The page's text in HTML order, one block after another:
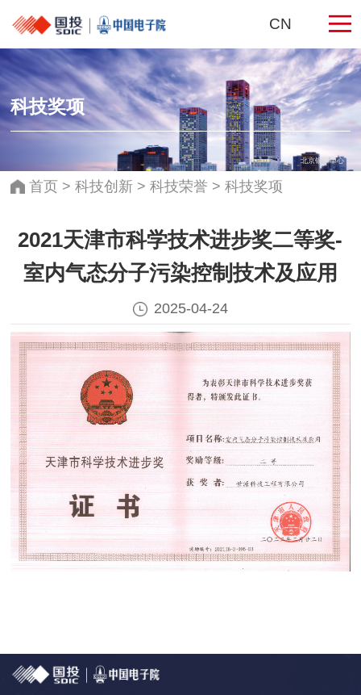
CN
北京银泰中心
科技奖项
首页 > 科技创新 > 科技荣誉 > 科技奖项
2021天津市科学技术进步奖二等奖-
室内气态分子污染控制技术及应用
2025-04-24